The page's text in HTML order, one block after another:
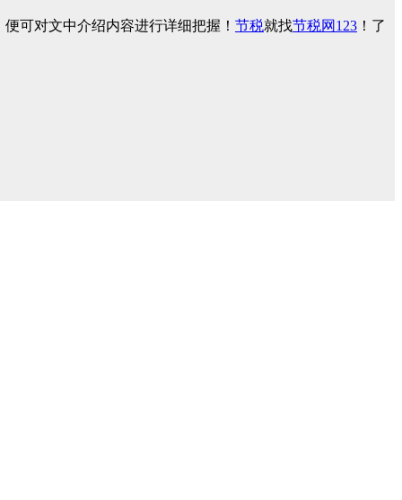
可对文中介绍内容进行详细把握！ 节税就找节税网123 ！了